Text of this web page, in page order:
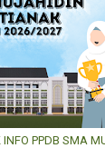
PPDB SMA